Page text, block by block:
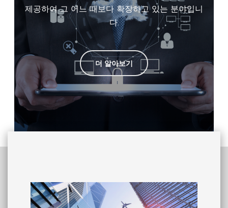
제공하여 그 어느 때보다 확장하고 있는 분야입니
다.
더 알아보기